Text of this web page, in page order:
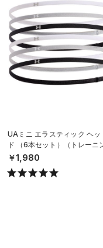
UAミニ エラスティック ヘッ
ド （6本セット）（トレーニ
OMEN）
￥1,980